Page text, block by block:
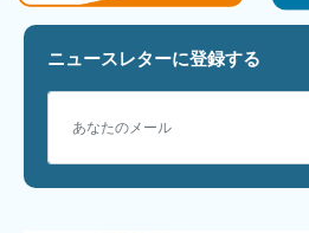
ニュースレターに登録する